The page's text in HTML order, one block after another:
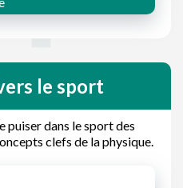
le sport
dans le sport des
clefs de la physique.